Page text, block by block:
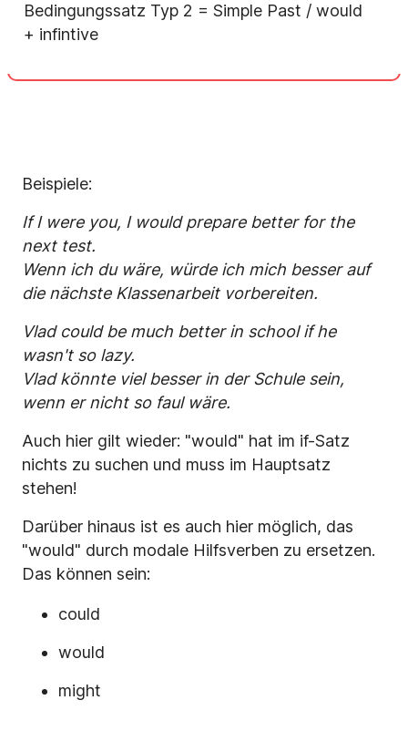
Bedingungssatz Typ 2 = Simple Past / would
+ infintive
Beispiele:
If I were you, I would prepare better for the
next test.
Wenn ich du wäre, würde ich mich besser auf
die nächste Klassenarbeit vorbereiten.
Vlad could be much better in school if he
wasn't so lazy.
Vlad könnte viel besser in der Schule sein,
wenn er nicht so faul wäre.
Auch hier gilt wieder: "would" hat im if-Satz
nichts zu suchen und muss im Hauptsatz
stehen!
Darüber hinaus ist es auch hier möglich, das
"would" durch modale Hilfsverben zu ersetzen.
Das können sein:
could
would
might